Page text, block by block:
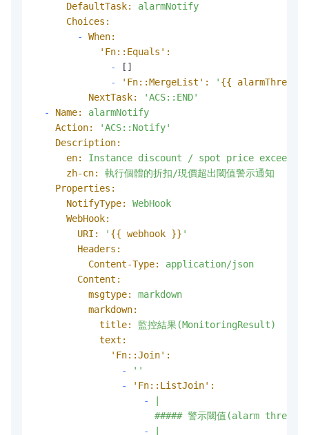
DefaultTask:
alarmNotify
Choices:
-
When:
'Fn::Equals':
-
[]
-
'Fn::MergeList': ' {{
NextTask:
'ACS::END'
-
Name:
alarmNotify
Action:
'ACS::Notify'
Description:
en:
Instance discount / spot price exceeds
zh-cn:
執行個體的折扣/現價超出閾值警示通知
Properties:
NotifyType:
WebHook
WebHook:
URI:
' {{ webhook }} '
Headers:
Content-Type:
application/json
Content:
msgtype:
markdown
markdown:
title:
監控結果(MonitoringResult)
text:
'Fn::Join':
-
''
-
'Fn::ListJoin':
-
-